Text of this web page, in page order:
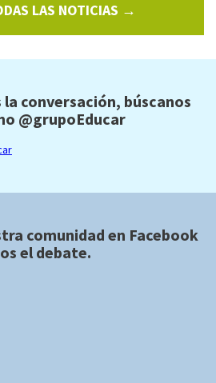
LAS NOTICIAS →
conversación, búscanos
@grupoEducar
comunidad en Facebook
el debate.